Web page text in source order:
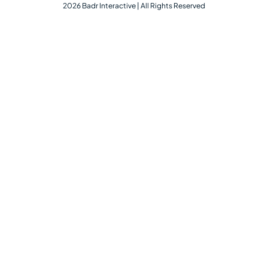
2026 Badr Interactive | All Rights Reserved